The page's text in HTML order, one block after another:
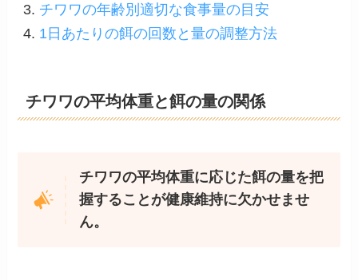
チワワの年齢別適切な食事量の目安
1日あたりの餌の回数と量の調整方法
チワワの平均体重と餌の量の関係
チワワの平均体重に応じた餌の量を把
握することが健康維持に欠かせませ
ん。